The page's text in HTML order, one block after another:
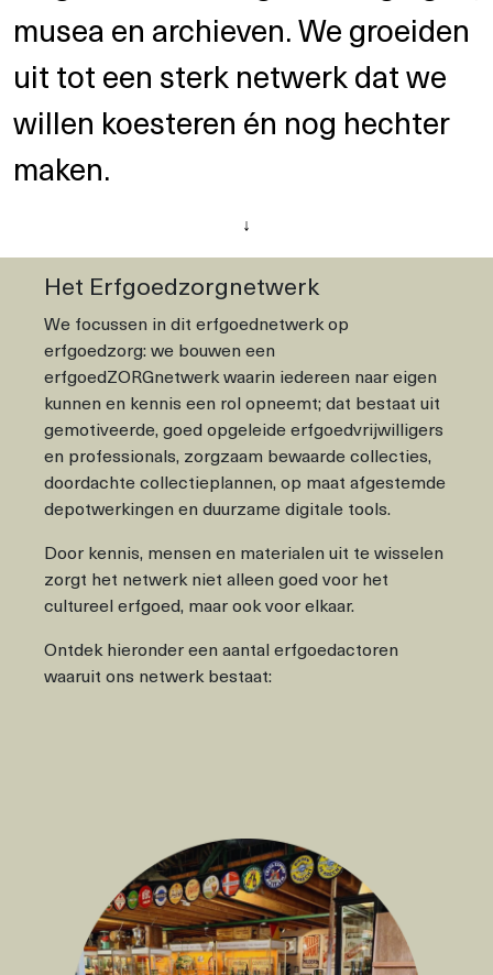
musea en archieven. We groeiden
uit tot een sterk netwerk dat we
willen koesteren én nog hechter
maken.
↓
Het Erfgoedzorgnetwerk
We focussen in dit erfgoednetwerk op
erfgoedzorg: we bouwen een
erfgoedZORGnetwerk waarin iedereen naar eigen
kunnen en kennis een rol opneemt; dat bestaat uit
gemotiveerde, goed opgeleide erfgoedvrijwilligers
en professionals, zorgzaam bewaarde collecties,
doordachte collectieplannen, op maat afgestemde
depotwerkingen en duurzame digitale tools.
Door kennis, mensen en materialen uit te wisselen
zorgt het netwerk niet alleen goed voor het
cultureel erfgoed, maar ook voor elkaar.
Ontdek hieronder een aantal erfgoedactoren
waaruit ons netwerk bestaat: